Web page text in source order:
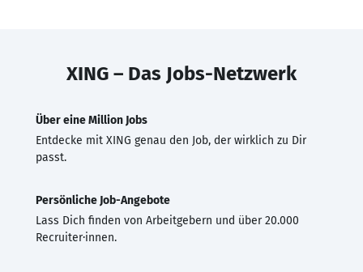
XING – Das Jobs-Netzwerk
Über eine Million Jobs
Entdecke mit XING genau den Job, der wirklich zu Dir
passt.
Persönliche Job-Angebote
Lass Dich finden von Arbeitgebern und über 20.000
Recruiter·innen.